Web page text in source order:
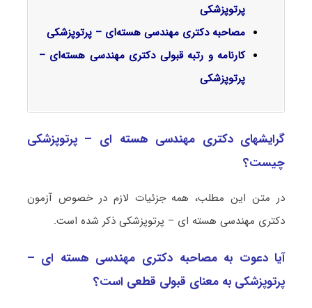
پرتوپزشکی
مصاحبه دکتری مهندسی هسته‌ای – پرتوپزشکی
کارنامه و رتبه قبولی دکتری مهندسی هسته‌ای –
پرتوپزشکی
گرایشهای دکتری مهندسی هسته ‌ای – پرتوپزشکی
چیست؟
در متن این مطلب، همه جزئیات لازم در خصوص آزمون
دکتری مهندسی هسته ‌ای – پرتوپزشکی ذکر شده است.
آیا دعوت به مصاحبه دکتری مهندسی هسته ‌ای –
پرتوپزشکی به معنای قبولی قطعی است؟